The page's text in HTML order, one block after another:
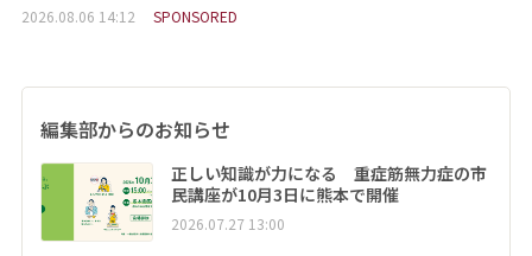
2026.08.06 14:12 SPONSORED
編集部からのお知らせ
正しい知識が力になる 重症筋無力症の市
民講座が10月3日に熊本で開催
2026.07.27 13:00